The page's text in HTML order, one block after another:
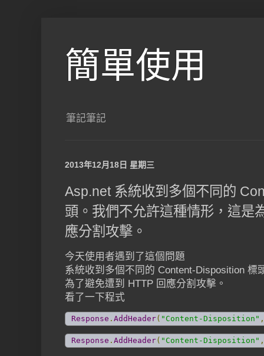
簡單使用
筆記筆記
2013年12月18日 星期三
Asp.net 系統收到多個不同的
頭。我們不允許這種情形，這是
應分割攻擊。
今天使用者遇到了這個問題
系統收到多個不同的 Content-Disposition 標
為了避免遭到 HTTP 回應分割攻擊。
看了一下程式
Response . AddHeader( "Content-Disposition" ,
Response . AddHeader( "Content-Disposition" ,